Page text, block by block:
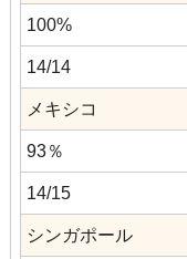
100%
14/14
メキシコ
93％
14/15
シンガポール